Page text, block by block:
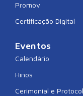
Promov
Certificação Digital
Eventos
Calendário
Hinos
Cerimonial e